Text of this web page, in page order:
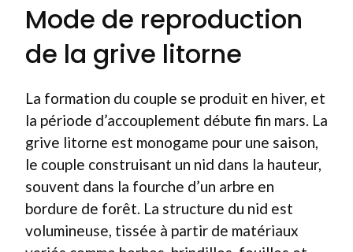
Mode de reproduction
de la grive litorne
La formation du couple se produit en hiver, et
la période d’accouplement débute fin mars. La
grive litorne est monogame pour une saison,
le couple construisant un nid dans la hauteur,
souvent dans la fourche d’un arbre en
bordure de forêt. La structure du nid est
volumineuse, tissée à partir de matériaux